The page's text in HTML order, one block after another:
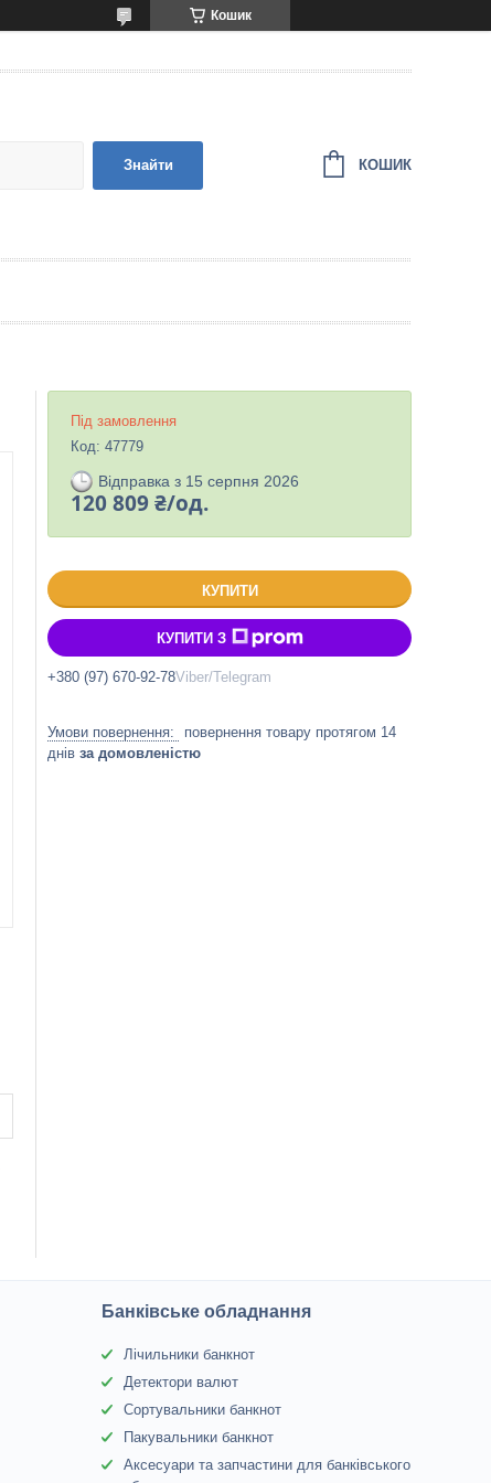
Кошик
Знайти КОШИК
Під замовлення
Код: 47779
Відправка з 15 серпня 2026
120 809 ₴/од.
КУПИТИ
КУПИТИ З
+380 (97) 670-92-78Viber/Telegram
повернення товару протягом 14
днів за домовленістю
Банківське обладнання
Лічильники банкнот
Детектори валют
Сортувальники банкнот
Пакувальники банкнот
Аксесуари та запчастини для банківського